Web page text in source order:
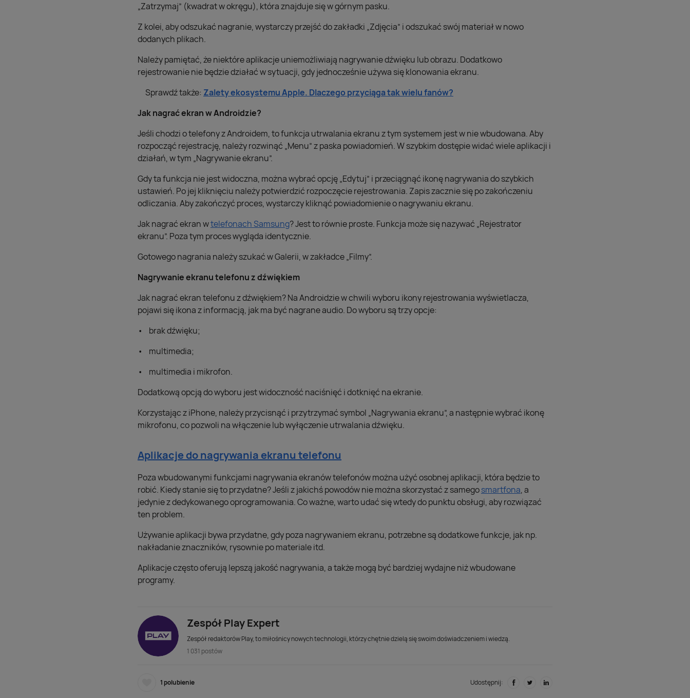
„Zatrzymaj” (kwadrat w okręgu), która znajduje się w górnym pasku.
Z kolei, aby odszukać nagranie, wystarczy przejść do zakładki „Zdjęcia” i odszukać swój materiał w nowo
dodanych plikach.
Należy pamiętać, że niektóre aplikacje uniemożliwiają nagrywanie dźwięku lub obrazu. Dodatkowo
rejestrowanie nie będzie działać w sytuacji, gdy jednocześnie używa się klonowania ekranu.
Sprawdź także: Zalety ekosystemu Apple. Dlaczego przyciąga tak wielu fanów?
Jak nagrać ekran w Androidzie?
Jeśli chodzi o telefony z Androidem, to funkcja utrwalania ekranu z tym systemem jest w nie wbudowana. Aby
rozpocząć rejestrację, należy rozwinąć „Menu” z paska powiadomień. W szybkim dostępie widać wiele aplikacji i
działań, w tym „Nagrywanie ekranu”.
Gdy ta funkcja nie jest widoczna, można wybrać opcję „Edytuj” i przeciągnąć ikonę nagrywania do szybkich
ustawień. Po jej kliknięciu należy potwierdzić rozpoczęcie rejestrowania. Zapis zacznie się po zakończeniu
odliczania. Aby zakończyć proces, wystarczy kliknąć powiadomienie o nagrywaniu ekranu.
Jak nagrać ekran wtelefonach Samsung? Jest to równie proste. Funkcja może się nazywać „Rejestrator
ekranu”. Poza tym proces wygląda identycznie.
Gotowego nagrania należy szukać w Galerii, w zakładce „Filmy”.
Nagrywanie ekranu telefonu z dźwiękiem
Jak nagrać ekran telefonu z dźwiękiem? Na Androidzie w chwili wyboru ikony rejestrowania wyświetlacza,
pojawi się ikona z informacją, jak ma być nagrane audio. Do wyboru są trzy opcje:
brak dźwięku;
multimedia;
multimedia i mikrofon.
Dodatkową opcją do wyboru jest widoczność naciśnięć i dotknięć na ekranie.
Korzystając z iPhone, należy przycisnąć i przytrzymać symbol „Nagrywania ekranu”, a następnie wybrać ikonę
mikrofonu, co pozwoli na włączenie lub wyłączenie utrwalania dźwięku.
Aplikacje do nagrywania ekranu telefonu
Poza wbudowanymi funkcjami nagrywania ekranów telefonów można użyć osobnej aplikacji, która będzie to
robić. Kiedy stanie się to przydatne? Jeśli z jakichś powodów nie można skorzystać z samegosmartfona, a
jedynie z dedykowanego oprogramowania. Co ważne, warto udać się wtedy do punktu obsługi, aby rozwiązać
ten problem.
Używanie aplikacji bywa przydatne, gdy poza nagrywaniem ekranu, potrzebne są dodatkowe funkcje, jak np.
nakładanie znaczników, rysownie po materiale itd.
Aplikacje często oferują lepszą jakość nagrywania, a także mogą być bardziej wydajne niż wbudowane
programy.
Zespół Play Expert
Zespół redaktorów Play, to miłośnicy nowych technologii, którzy chętnie dzielą się swoim doświadczeniem i wiedzą.
1 031 postów
1 polubienie Udostępnij: